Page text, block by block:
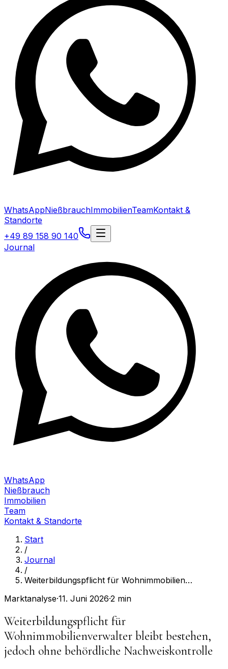
WhatsAppNießbrauchImmobilienTeamKontakt &
Standorte
+49 89 158 90 140
Journal
WhatsApp
Nießbrauch
Immobilien
Team
Kontakt & Standorte
Start
/
Journal
/
Weiterbildungspflicht für Wohnimmobilien…
Marktanalyse·11. Juni 2026·2 min
Weiterbildungspflicht für
Wohnimmobilienverwalter bleibt bestehen,
jedoch ohne behördliche Nachweiskontrolle